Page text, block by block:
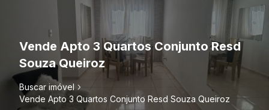
Vende Apto 3 Quartos Conjunto Resd
Souza Queiroz
Buscar imóvel
Vende Apto 3 Quartos Conjunto Resd Souza Queiroz